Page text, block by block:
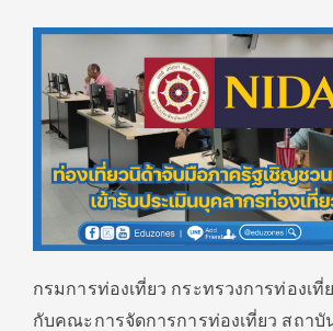
กรมการท่องเที่ยว กระทรวงการท่องเที่
กับคณะการจัดการการท่องเที่ยว สถา